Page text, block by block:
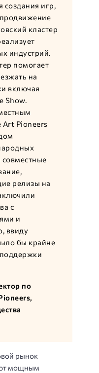
создания игр,
кластер
индустрий.
помогает
на
включая
Show.
Art Pioneers
релизы на
с
и
ввиду
бы крайне
по
рынок
мощным